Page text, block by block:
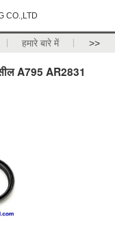
CO.,LTD
हमारे बारे में >>
A795 AR2831